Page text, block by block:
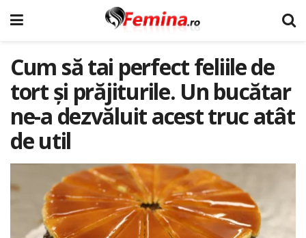
Cum să tai perfect feliile de
tort și prăjiturile. Un bucătar
ne-a dezvăluit acest truc atât
de util